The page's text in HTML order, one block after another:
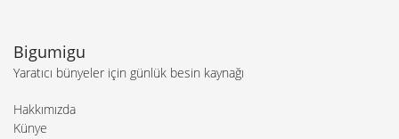
Bigumigu
Yaratıcı bünyeler için günlük besin kaynağı
Hakkımızda
Künye